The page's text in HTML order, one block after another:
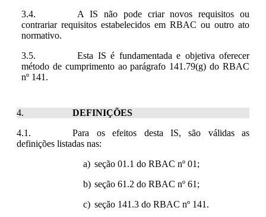
A IS não pode criar novos requisitos ou
contrariar requisitos estabelecidos em RBAC ou outro ato
normativo.
Esta IS é fundamentada e objetiva oferecer
método de cumprimento ao parágrafo 141.79(g) do RBAC
nº 141.
DEFINIÇÕES
Para os efeitos desta IS, são válidas as
definições listadas nas:
seção 01.1 do RBAC nº 01;
seção 61.2 do RBAC nº 61;
seção 141.3 do RBAC nº 141.